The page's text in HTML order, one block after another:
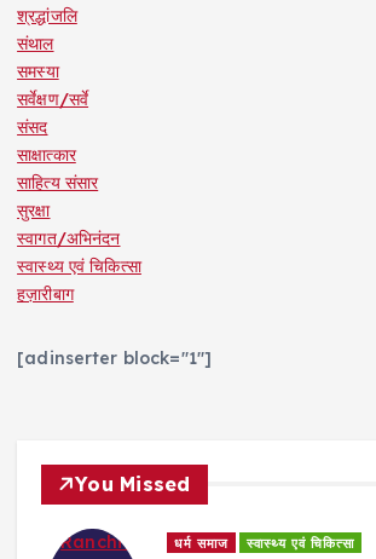
श्रद्धांजलि
संथाल
समस्या
सर्वेक्षण/सर्वे
संसद
साक्षात्कार
साहित्य संसार
सुरक्षा
स्वागत/अभिनंदन
स्वास्थ्य एवं चिकित्सा
हज़ारीबाग
[adinserter block="1"]
You Missed
धर्म समाज स्वास्थ्य एवं चिकित्सा